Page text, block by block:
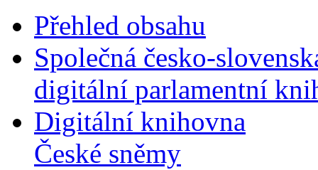
Přehled obsahu
Společná česko-
digitální parlamentní
Digitální knihovna
České sněmy